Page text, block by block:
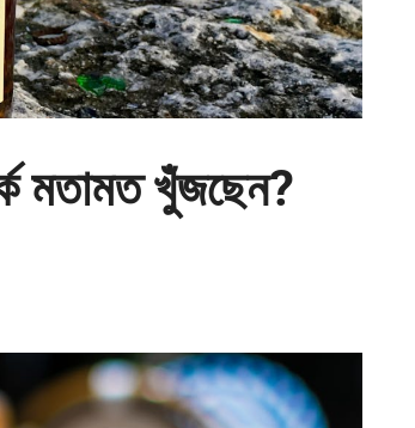
মতামত খুঁজছেন?